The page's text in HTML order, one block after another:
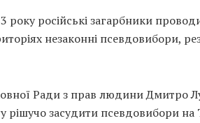
року російські загарбники
незаконні псевдовибори,
Ради з прав людини Дмитро
рішучо засудити псевдовибори